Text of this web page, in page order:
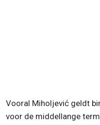
Vooral Miholjević geldt
voor de middellange